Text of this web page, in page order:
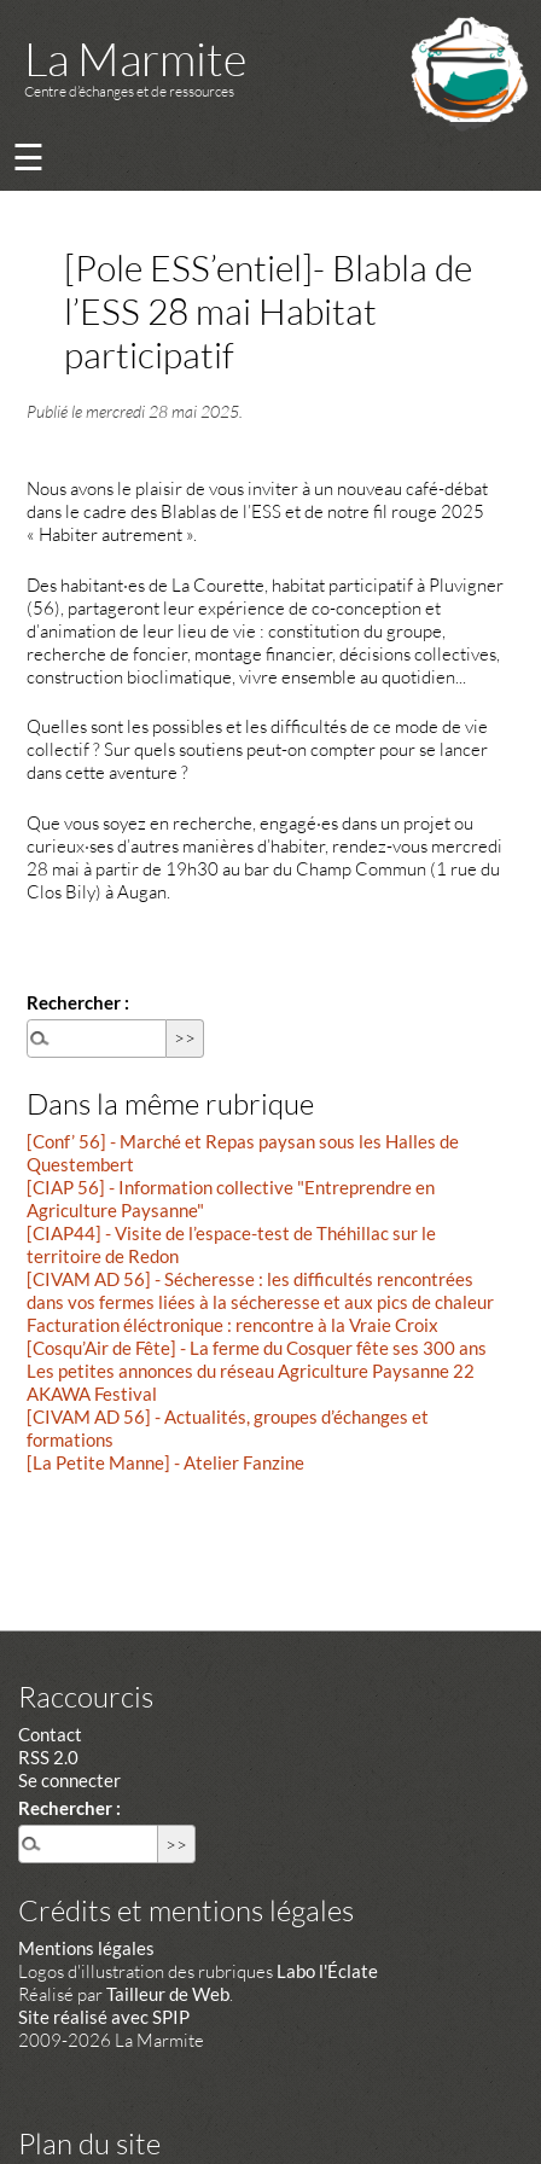
La Marmite
Centre d’échanges et de ressources
☰
[Pole ESS’entiel]- Blabla de
l’ESS 28 mai Habitat
participatif
Publié lemercredi 28 mai 2025
Nous avons le plaisir de vous inviter à un nouveau café-débat
dans le cadre des Blablas de l’ESS et de notre fil rouge 2025
« Habiter autrement ».
Des habitant·es de La Courette, habitat participatif à Pluvigner
(56), partageront leur expérience de co-conception et
d’animation de leur lieu de vie : constitution du groupe,
recherche de foncier, montage financier, décisions collectives,
construction bioclimatique, vivre ensemble au quotidien...
Quelles sont les possibles et les difficultés de ce mode de vie
collectif ? Sur quels soutiens peut-on compter pour se lancer
dans cette aventure ?
Que vous soyez en recherche, engagé·es dans un projet ou
curieux·ses d’autres manières d’habiter, rendez-vous mercredi
28 mai à partir de 19h30 au bar du Champ Commun (1 rue du
Clos Bily) à Augan.
Rechercher :
Dans la même rubrique
[Conf’ 56] - Marché et Repas paysan sous les Halles de
Questembert
[CIAP 56] - Information collective "Entreprendre en
Agriculture Paysanne"
[CIAP44] - Visite de l’espace-test de Théhillac sur le
territoire de Redon
[CIVAM AD 56] - Sécheresse : les difficultés rencontrées
dans vos fermes liées à la sécheresse et aux pics de chaleur
Facturation éléctronique : rencontre à la Vraie Croix
[Cosqu’Air de Fête] - La ferme du Cosquer fête ses 300 ans
Les petites annonces du réseau Agriculture Paysanne 22
AKAWA Festival
[CIVAM AD 56] - Actualités, groupes d’échanges et
formations
[La Petite Manne] - Atelier Fanzine
Raccourcis
Contact
RSS 2.0
Se connecter
Rechercher :
Crédits et mentions légales
Mentions légales
Logos d'illustration des rubriques Labo l'Éclate
Réalisé parTailleur de Web.
Site réalisé avec SPIP
2009-2026 La Marmite
Plan du site